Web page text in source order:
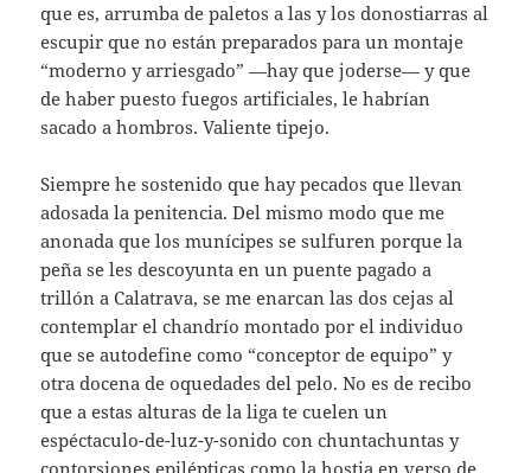
que es, arrumba de paletos a las y los donostiarras al
escupir que no están preparados para un montaje
“moderno y arriesgado” —hay que joderse— y que
de haber puesto fuegos artificiales, le habrían
sacado a hombros. Valiente tipejo.
Siempre he sostenido que hay pecados que llevan
adosada la penitencia. Del mismo modo que me
anonada que los munícipes se sulfuren porque la
peña se les descoyunta en un puente pagado a
trillón a Calatrava, se me enarcan las dos cejas al
contemplar el chandrío montado por el individuo
que se autodefine como “conceptor de equipo” y
otra docena de oquedades del pelo. No es de recibo
que a estas alturas de la liga te cuelen un
espéctaculo-de-luz-y-sonido con chuntachuntas y